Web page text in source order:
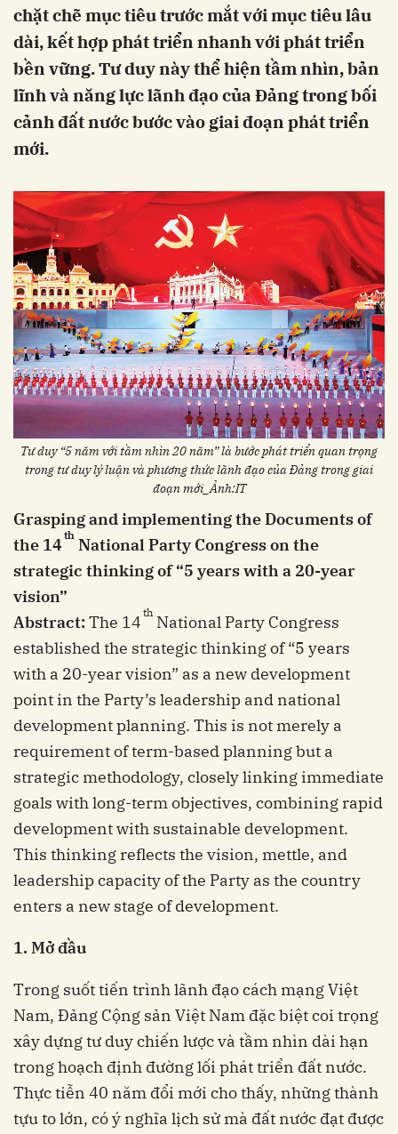
chặt chẽ mục tiêu trước mắt với mục tiêu lâu
dài, kết hợp phát triển nhanh với phát triển
bền vững. Tư duy này thể hiện tầm nhìn, bản
lĩnh và năng lực lãnh đạo của Đảng trong bối
cảnh đất nước bước vào giai đoạn phát triển
mới.
Tư duy “5 năm với tầm nhìn 20 năm” là bước phát triển quan trọng
trong tư duy lý luận và phương thức lãnh đạo của Đảng trong giai
đoạn mới_Ảnh:IT
Grasping and implementing the Documents of
the 14th National Party Congress on the
strategic thinking of “5 years with a 20-year
vision”
Abstract:The 14 th National Party Congress
established the strategic thinking of “5 years
with a 20-year vision” as a new development
point in the Party’s leadership and national
development planning. This is not merely a
requirement of term-based planning but a
strategic methodology, closely linking immediate
goals with long-term objectives, combining rapid
development with sustainable development.
This thinking reflects the vision, mettle, and
leadership capacity of the Party as the country
enters a new stage of development.
1. Mở đầu
Trong suốt tiến trình lãnh đạo cách mạng Việt
Nam, Đảng Cộng sản Việt Nam đặc biệt coi trọng
xây dựng tư duy chiến lược và tầm nhìn dài hạn
trong hoạch định đường lối phát triển đất nước.
Thực tiễn 40 năm đổi mới cho thấy, những thành
tựu to lớn, có ý nghĩa lịch sử mà đất nước đạt được